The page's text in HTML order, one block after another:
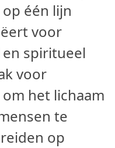
één lijn
voor
spiritueel
voor
het lichaam
te
op